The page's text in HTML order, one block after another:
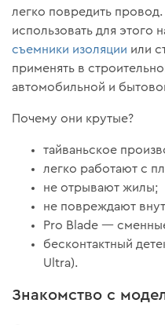
легко повредить
использовать для
съемники изоляции или
применять в
автомобильной и
Почему они крутые?
тайваньское
легко работают с
не отрывают жилы;
не повреждают
Pro Blade —
бесконтактный
Ultra).
Знакомство с